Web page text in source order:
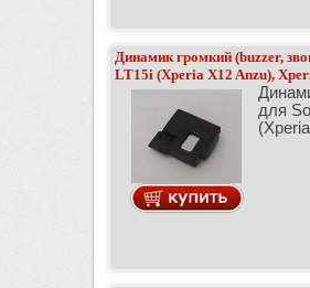
Динамик громкий (buzzer,
LT15i (Xperia X12 Anzu),
для